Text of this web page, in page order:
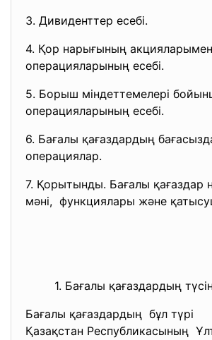
3. Дивиденттер есебі.
4. Қор нарығының акцияларымен
операцияларының есебі.
5. Борыш міндеттемелері
операцияларының есебі.
6. Бағалы қағаздардың
операциялар.
7. Қорытынды. Бағалы қағаздар
мәні, функциялары және
1. Бағалы қағаздардың
Бағалы қағаздардың бұл түрі
Қазақстан Республикасының